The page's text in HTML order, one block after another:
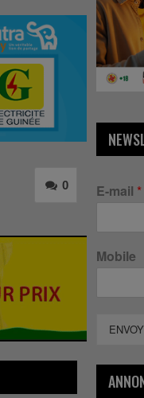
0 E-mail *
Mobile